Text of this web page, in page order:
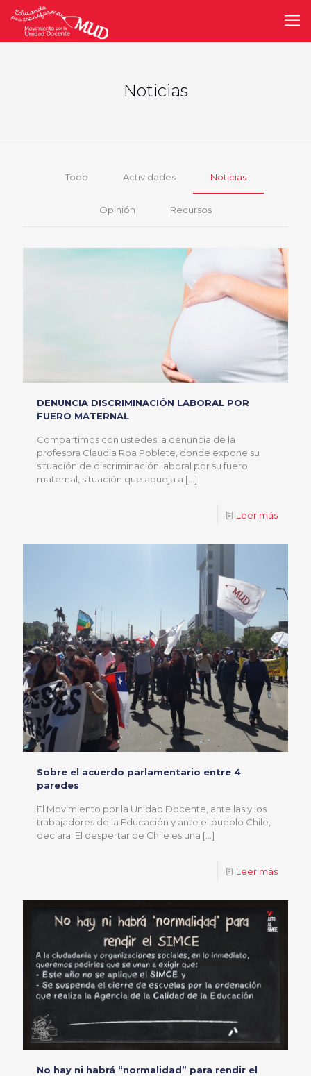
Noticias
Todo Actividades Noticias
Opinión Recursos
DENUNCIA DISCRIMINACIÓN LABORAL POR
FUERO MATERNAL
Compartimos con ustedes la denuncia de la
profesora Claudia Roa Poblete, donde expone su
situación de discriminación laboral por su fuero
maternal, situación que aqueja a […]
Leer más
Sobre el acuerdo parlamentario entre 4
paredes
El Movimiento por la Unidad Docente, ante las y los
trabajadores de la Educación y ante el pueblo Chile,
declara: El despertar de Chile es una […]
Leer más
No hay ni habrá “normalidad” para rendir el